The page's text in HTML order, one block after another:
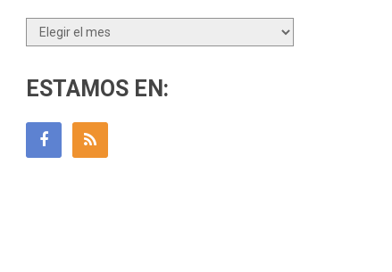
Archivos
ESTAMOS EN: